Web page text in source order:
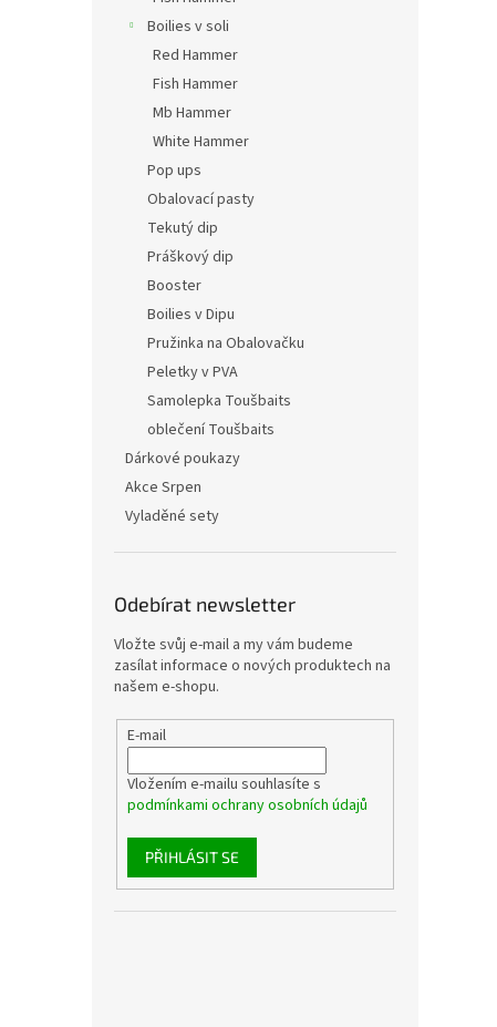
Boilies v soli
Red Hammer
Fish Hammer
Mb Hammer
White Hammer
Pop ups
Obalovací pasty
Tekutý dip
Práškový dip
Booster
Boilies v Dipu
Pružinka na Obalovačku
Peletky v PVA
Samolepka Toušbaits
oblečení Toušbaits
Dárkové poukazy
Akce Srpen
Vyladěné sety
Odebírat newsletter
Vložte svůj e-mail a my vám budeme
zasílat informace o nových produktech na
našem e-shopu.
E-mail
Vložením e-mailu souhlasíte s
podmínkami ochrany osobních údajů
PŘIHLÁSIT SE